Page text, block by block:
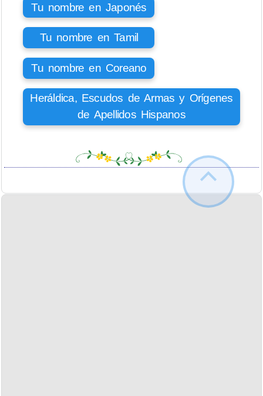
Tu nombre en Japonés
Tu nombre en Tamil
Tu nombre en Coreano
Heráldica, Escudos de Armas y Orígenes
de Apellidos Hispanos